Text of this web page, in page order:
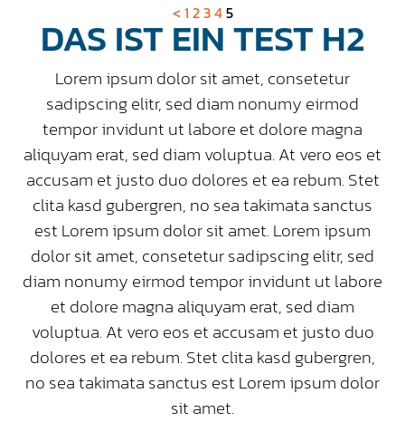
< 1 2345
DAS IST EIN TEST H2
Lorem ipsum dolor sit amet, consetetur
sadipscing elitr, sed diam nonumy eirmod
tempor invidunt ut labore et dolore magna
aliquyam erat, sed diam voluptua. At vero eos et
accusam et justo duo dolores et ea rebum. Stet
clita kasd gubergren, no sea takimata sanctus
est Lorem ipsum dolor sit amet. Lorem ipsum
dolor sit amet, consetetur sadipscing elitr, sed
diam nonumy eirmod tempor invidunt ut labore
et dolore magna aliquyam erat, sed diam
voluptua. At vero eos et accusam et justo duo
dolores et ea rebum. Stet clita kasd gubergren,
no sea takimata sanctus est Lorem ipsum dolor
sit amet.